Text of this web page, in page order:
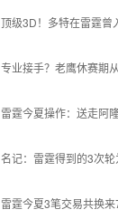
顶级3D！多特在雷霆曾
专业接手？老鹰休赛期
雷霆今夏操作：送走阿
名记：雷霆得到的3次
雷霆今夏3笔交易共换